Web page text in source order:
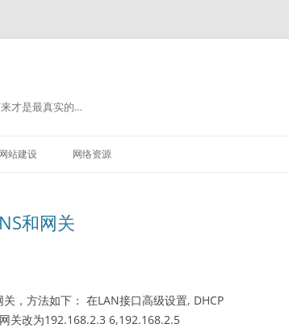
才是最真实的…
网站建设 网络资源
和网关
，方法如下： 在LAN接口高级设置, DHCP
关改为192.168.2.3 6,192.168.2.5